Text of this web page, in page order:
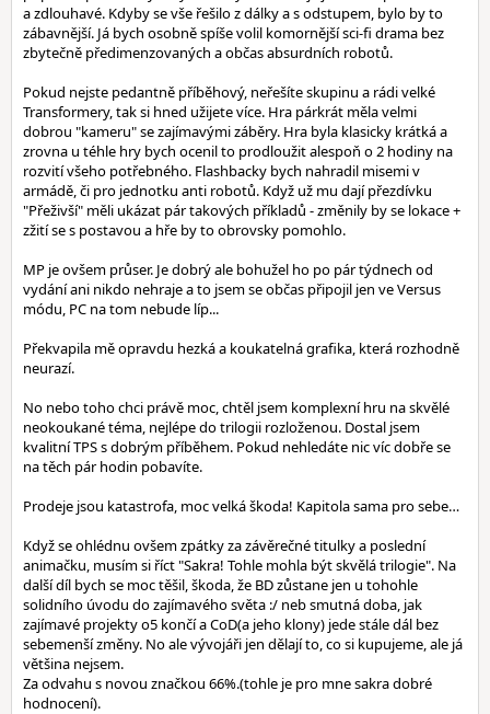
a zdlouhavé. Kdyby se vše řešilo z dálky a s odstupem, bylo by to
zábavnější. Já bych osobně spíše volil komornější sci-fi drama bez
zbytečně předimenzovaných a občas absurdních robotů.
Pokud nejste pedantně příběhový, neřešíte skupinu a rádi velké
Transformery, tak si hned užijete více. Hra párkrát měla velmi
dobrou "kameru" se zajímavými záběry. Hra byla klasicky krátká a
zrovna u téhle hry bych ocenil to prodloužit alespoň o 2 hodiny na
rozvití všeho potřebného. Flashbacky bych nahradil misemi v
armádě, či pro jednotku anti robotů. Když už mu dají přezdívku
"Přeživší" měli ukázat pár takových příkladů - změnily by se lokace +
zžití se s postavou a hře by to obrovsky pomohlo.
MP je ovšem průser. Je dobrý ale bohužel ho po pár týdnech od
vydání ani nikdo nehraje a to jsem se občas připojil jen ve Versus
módu, PC na tom nebude líp...
Překvapila mě opravdu hezká a koukatelná grafika, která rozhodně
neurazí.
No nebo toho chci právě moc, chtěl jsem komplexní hru na skvělé
neokoukané téma, nejlépe do trilogii rozloženou. Dostal jsem
kvalitní TPS s dobrým příběhem. Pokud nehledáte nic víc dobře se
na těch pár hodin pobavíte.
Prodeje jsou katastrofa, moc velká škoda! Kapitola sama pro sebe…
Když se ohlédnu ovšem zpátky za závěrečné titulky a poslední
animačku, musím si říct "Sakra! Tohle mohla být skvělá trilogie". Na
další díl bych se moc těšil, škoda, že BD zůstane jen u tohohle
solidního úvodu do zajímavého světa :/ neb smutná doba, jak
zajímavé projekty o5 končí a CoD(a jeho klony) jede stále dál bez
sebemenší změny. No ale vývojáři jen dělají to, co si kupujeme, ale já
většina nejsem.
Za odvahu s novou značkou 66%.(tohle je pro mne sakra dobré
hodnocení).